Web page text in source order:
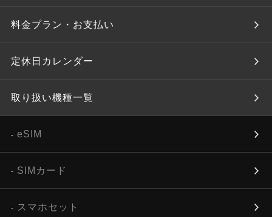
料金プラン・お支払い
定休日カレンダー
取り扱い機種一覧
eSIM
SIMカード
スマホセット